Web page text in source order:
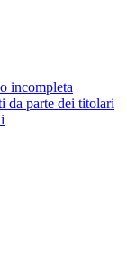
incompleta
da parte dei titolari